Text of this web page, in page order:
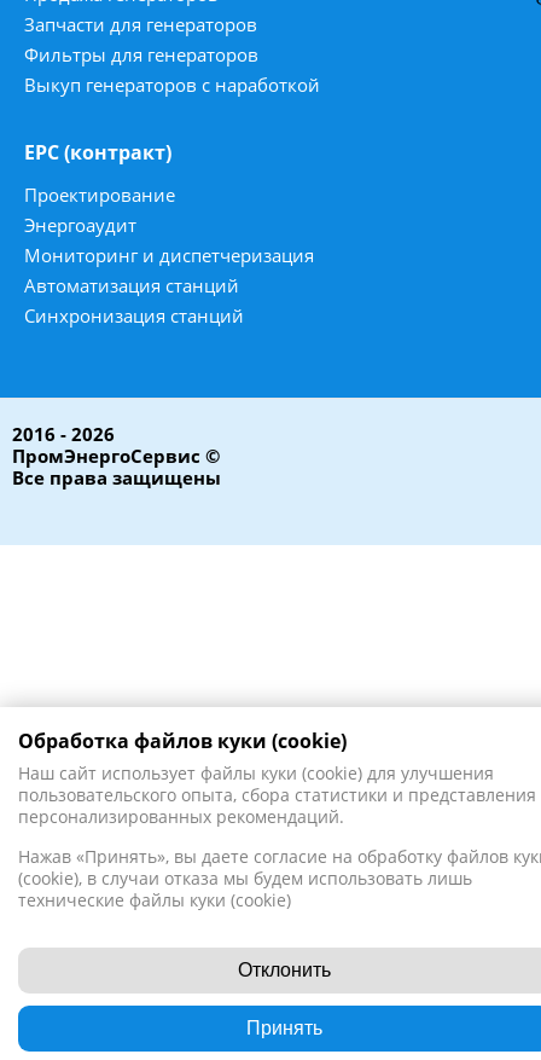
Запчасти для генераторов
Фильтры для генераторов
Выкуп генераторов с наработкой
ЕРС (контракт)
Проектирование
Энергоаудит
Мониторинг и диспетчеризация
Автоматизация станций
Синхронизация станций
2016 - 2026
ПромЭнергоСервис ©
Все права защищены
Обработка файлов куки (cookie)
Наш сайт использует файлы куки (cookie) для улучшения
пользовательского опыта, сбора статистики и представления
персонализированных рекомендаций.
Нажав «Принять», вы даете согласие на обработку файлов
(cookie), в случаи отказа мы будем использовать лишь
технические файлы куки (cookie)
Отклонить
Принять